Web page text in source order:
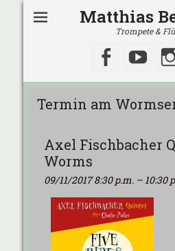
Matthias
Trompete &
Termin am
Axel Fischbacher
Worms
09/11/2017 8:30 p.m. – 10:30